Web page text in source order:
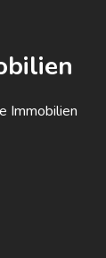
Immobilien